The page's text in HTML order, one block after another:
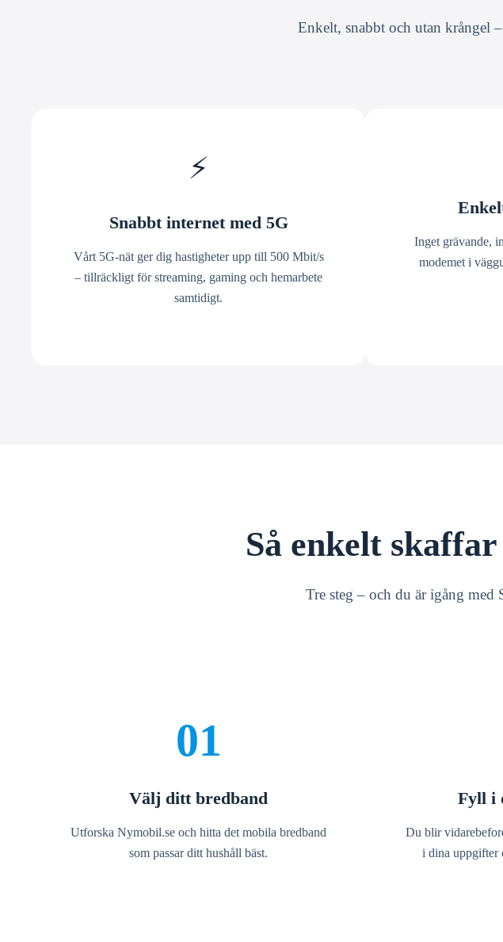
Enkelt, snabbt och utan krångel
⚡
Snabbt internet med 5G
Vårt 5G-nät ger dig hastigheter upp till 500 Mbit/s
– tillräckligt för streaming, gaming och hemarbete
samtidigt.
Inget grävande,
modemet i
Så enkelt
Tre steg – och du är igång med
01
Välj ditt bredband
Utforska Nymobil.se och hitta det mobila bredband
som passar ditt hushåll bäst.
Fyll i
Du blir
i dina uppgifter